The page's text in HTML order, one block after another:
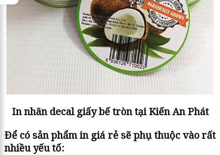
In nhãn decal giấy bế tròn tại Kiến An Phát
Để có sản phẩm in giá rẻ sẽ phụ thuộc vào rất
nhiều yếu tố: